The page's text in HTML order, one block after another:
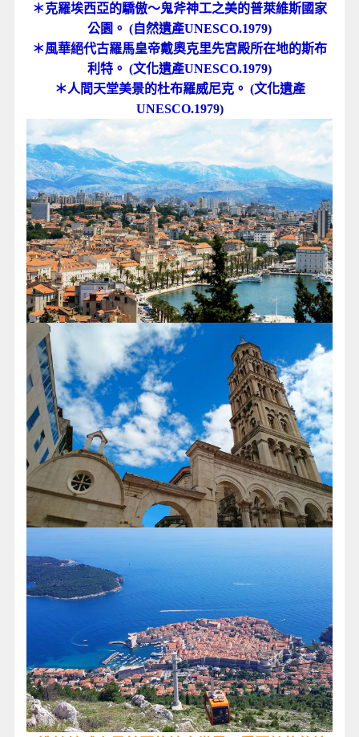
＊克羅埃西亞的驕傲～鬼斧神工之美的普萊維斯國家
公園。 (自然遺產UNESCO.1979)
＊風華絕代古羅馬皇帝戴奧克里先宮殿所在地的斯布
利特。 (文化遺產UNESCO.1979)
＊人間天堂美景的杜布羅威尼克。 (文化遺產
UNESCO.1979)